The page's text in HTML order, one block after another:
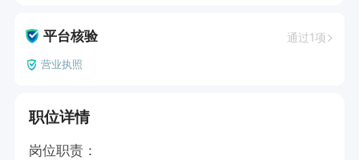
平台核验 通过1项
营业执照
职位详情
岗位职责：